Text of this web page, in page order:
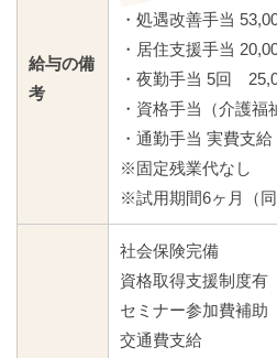
給与の備
考
・処遇改善手当
・居住支援手当
・夜勤手当 5回
・資格手当（介護福
・通勤手当 実費支給
※固定残業代なし
※試用期間6ヶ月（同
社会保険完備
資格取得支援制度有
セミナー参加費補助
交通費支給